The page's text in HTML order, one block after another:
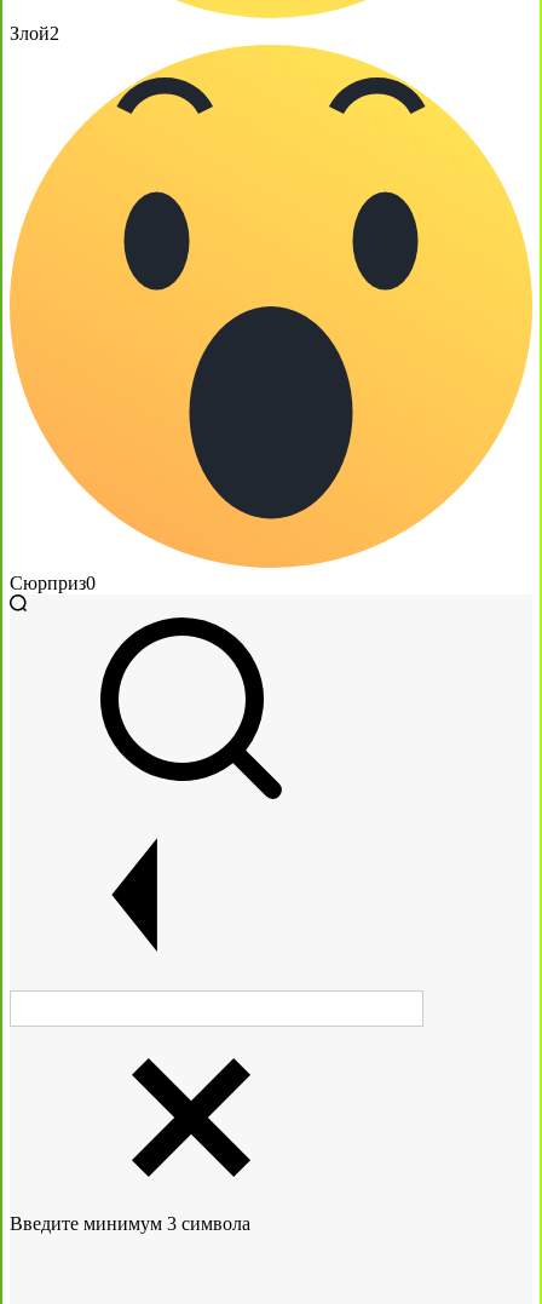
Злой2
Сюрприз0
Введите минимум 3 символа